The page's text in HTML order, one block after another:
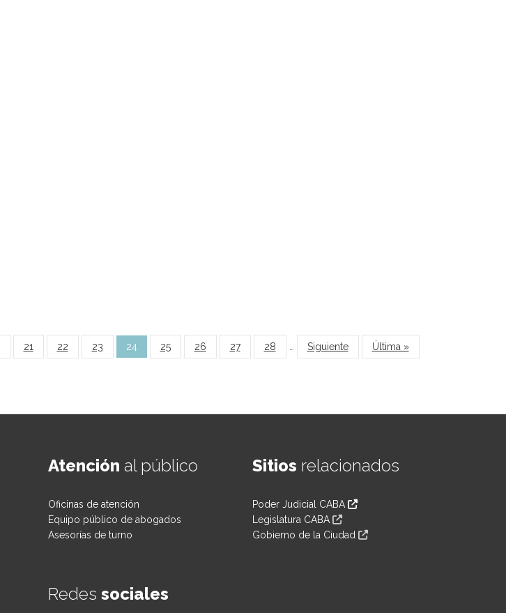
21 22 23 24 25 26 27 28 Siguiente Última »
Atención al público
Oficinas de atención
Equipo público de abogados
Asesorías de turno
Redes sociales
Sitios relacionados
Poder Judicial CABA
Legislatura CABA
Gobierno de la Ciudad